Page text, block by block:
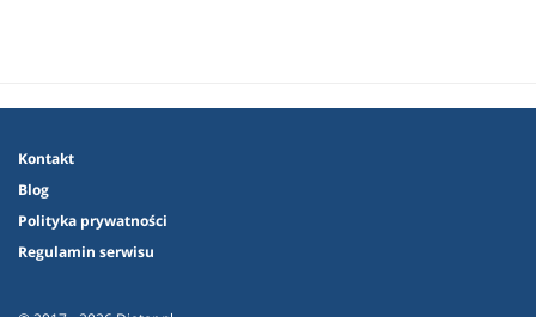
Kontakt
Blog
Polityka prywatności
Regulamin serwisu